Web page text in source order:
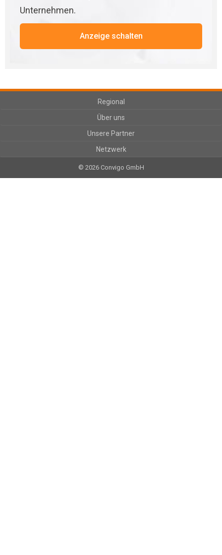
Unternehmen.
Anzeige schalten
Regional
Über uns
Unsere Partner
Netzwerk
© 2026 Convigo GmbH